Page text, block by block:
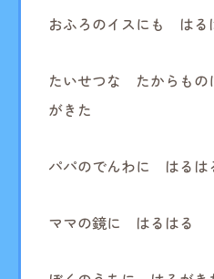
おふろのイスにも はる
たいせつな たからもの
がきた
パパのでんわに はるは
ママの鏡に はるはる